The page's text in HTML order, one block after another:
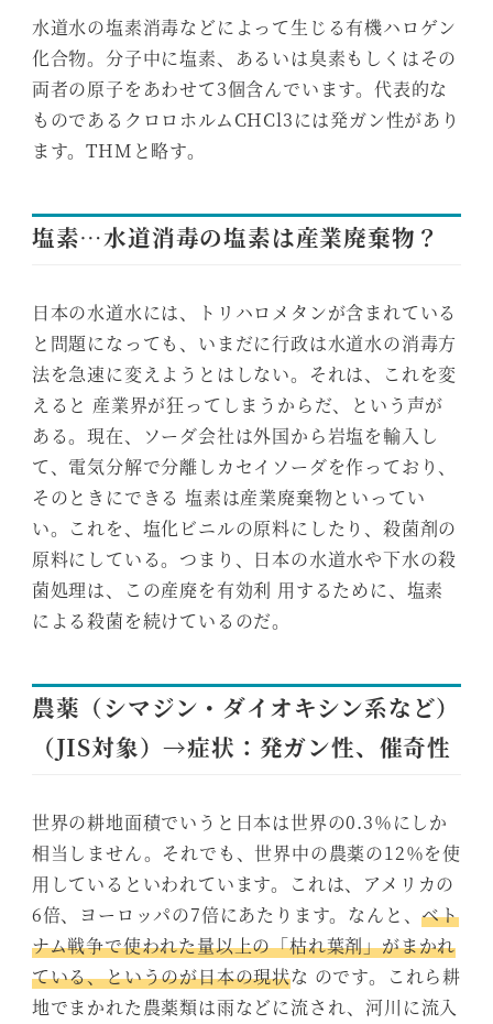
水道水の塩素消毒などによって生じる有機ハロゲン
化合物。分子中に塩素、あるいは臭素もしくはその
両者の原子をあわせて3個含んでいます。代表的な
ものであるクロロホルムCHCl3には発ガン性があり
ます。THMと略す。
塩素…水道消毒の塩素は産業廃棄物？
日本の水道水には、トリハロメタンが含まれている
と問題になっても、いまだに行政は水道水の消毒方
法を急速に変えようとはしない。それは、これを変
えると 産業界が狂ってしまうからだ、という声が
ある。現在、ソーダ会社は外国から岩塩を輸入し
て、電気分解で分離しカセイソーダを作っており、
そのときにできる 塩素は産業廃棄物といってい
い。これを、塩化ビニルの原料にしたり、殺菌剤の
原料にしている。つまり、日本の水道水や下水の殺
菌処理は、この産廃を有効利 用するために、塩素
による殺菌を続けているのだ。
農薬（シマジン・ダイオキシン系など）
（JIS対象）→症状：発ガン性、催奇性
世界の耕地面積でいうと日本は世界の0.3％にしか
相当しません。それでも、世界中の農薬の12％を使
用しているといわれています。これは、アメリカの
6倍、ヨーロッパの7倍にあたります。なんと、ベト
ナム戦争で使われた量以上の「枯れ葉剤」がまかれ
ている、というのが日本の現状な のです。これら耕
地でまかれた農薬類は雨などに流され、河川に流入